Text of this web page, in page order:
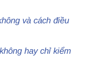
và cách điều
hay chỉ kiểm